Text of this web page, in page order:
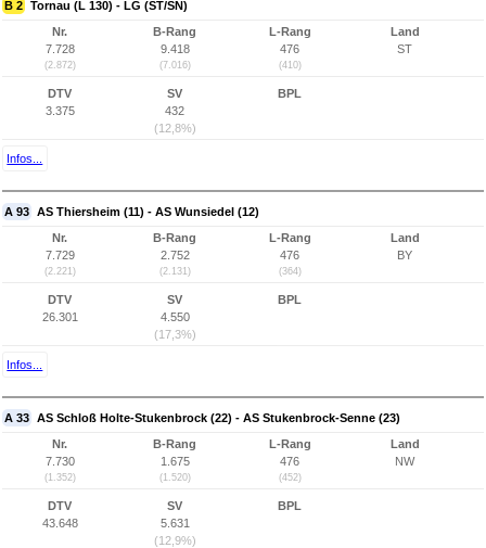
B 2 Tornau (L 130) - LG (ST/SN)
Nr.
7.728
(2.872)
B-Rang
9.418
(7.016)
L-Rang
476
(410)
Land
ST
DTV
3.375
SV
432
(12,8%)
BPL
Infos...
A 93 AS Thiersheim (11) - AS Wunsiedel (12)
Nr.
7.729
(2.221)
B-Rang
2.752
(2.131)
L-Rang
476
(364)
Land
BY
DTV
26.301
SV
4.550
(17,3%)
BPL
Infos...
A 33 AS Schloß Holte-Stukenbrock (22) - AS Stukenbrock-Senne (23)
Nr.
7.730
(1.352)
B-Rang
1.675
(1.520)
L-Rang
476
(452)
Land
NW
DTV
43.648
SV
5.631
(12,9%)
BPL